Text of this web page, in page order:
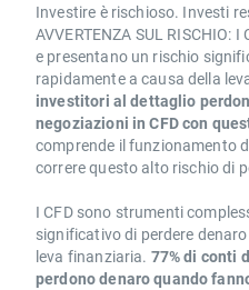
Investire è rischioso. Investi
AVVERTENZA SUL RISCHIO:
e presentano un rischio
rapidamente a causa della
investitori al dettaglio
negoziazioni in CFD con
comprende il funzionamento
correre questo alto rischio di
I CFD sono strumenti
significativo di perdere
leva finanziaria. 77% di conti
perdono denaro quando